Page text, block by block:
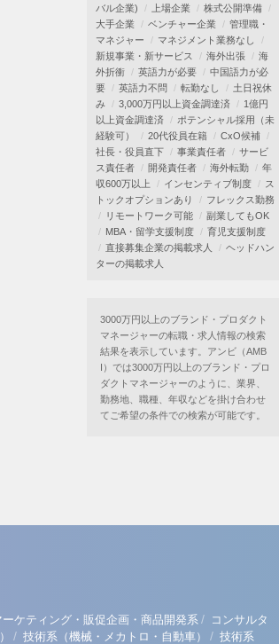
バル企業)
上場企業
株式公開準備
大手企業
ベンチャー企業
管理職・
マネジャー
マネジメント業務なし
新規事業・新サービス
海外出張
海
外折衝
英語力が必要
中国語力が必
要
英語力不問 転勤なし
土日祝休
み
3,000万円以上資金調達済
1億円
以上資金調達済
ポテンシャル採用（未
経験可）
20代役員在籍
CxO候補
社長・役員直下
事業責任者
サービ
ス責任者
開発責任者 海外転勤
年
収600万以上
インセンティブ制度
ス
トックオプションあり
フレックス勤務
リモートワーク可能
副業してもOK
MBA・留学支援制度
育児支援制度
直接募集企業の掲載求人
ヘッドハン
ターの掲載求人
3000万円以上のブランド・プロダクト
マネージャーの転職・求人情報の検索
結果を表示しています。アンビ（AMB
I）では3000万円以上のブランド・プロ
ダクトマネージャーのように、業界、
勤務地、職種、年収などを掛け合わせ
てご希望の条件での検索が可能です。
ーケティング・販促企画・商品開発系 / コンサルタ
/ 技術系（機械・メカトロ・自動車） / 技術系